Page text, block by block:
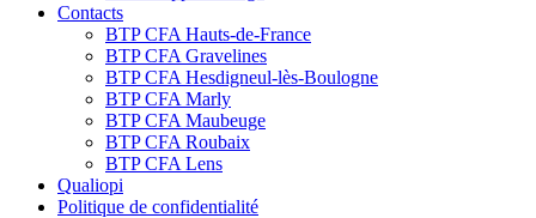
Contacts
BTP CFA Hauts-de-France
BTP CFA Gravelines
BTP CFA Hesdigneul-lès-Boulogne
BTP CFA Marly
BTP CFA Maubeuge
BTP CFA Roubaix
BTP CFA Lens
Qualiopi
Politique de confidentialité